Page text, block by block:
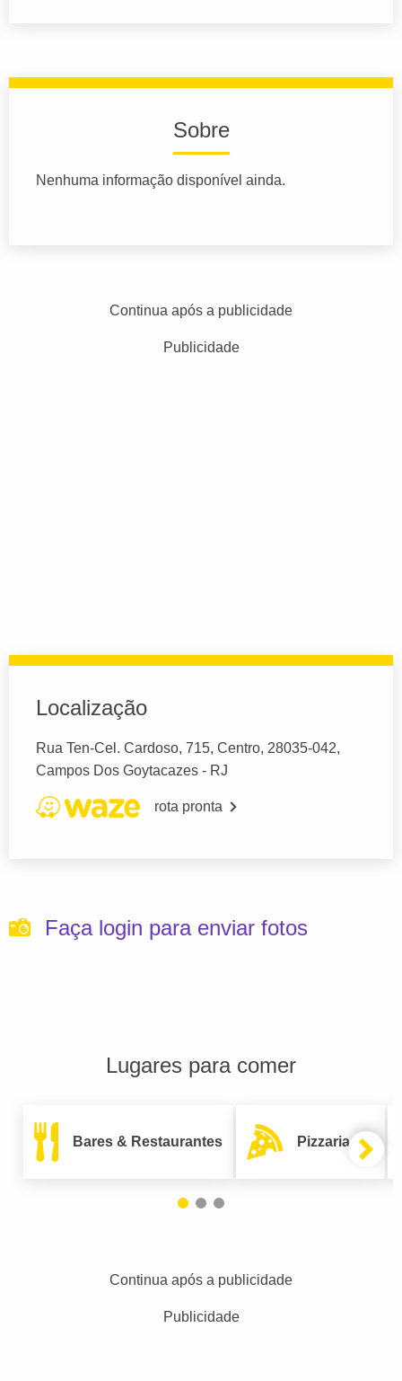
Sobre
Nenhuma informação disponível ainda.
Continua após a publicidade
Publicidade
Localização
Rua Ten-Cel. Cardoso, 715, Centro, 28035-042,
Campos Dos Goytacazes - RJ
rota pronta
Faça login para enviar fotos
Lugares para comer
Bares & Restaurantes Pizzarias
Continua após a publicidade
Publicidade